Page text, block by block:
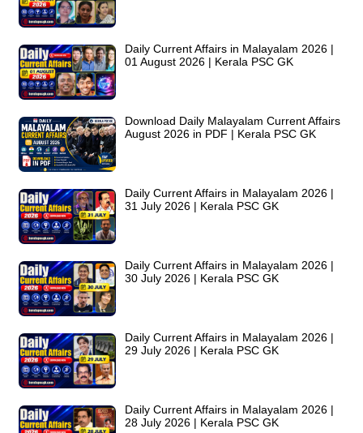
Daily Current Affairs in Malayalam 2026 |
01 August 2026 | Kerala PSC GK
Download Daily Malayalam Current Affairs
August 2026 in PDF | Kerala PSC GK
Daily Current Affairs in Malayalam 2026 |
31 July 2026 | Kerala PSC GK
Daily Current Affairs in Malayalam 2026 |
30 July 2026 | Kerala PSC GK
Daily Current Affairs in Malayalam 2026 |
29 July 2026 | Kerala PSC GK
Daily Current Affairs in Malayalam 2026 |
28 July 2026 | Kerala PSC GK